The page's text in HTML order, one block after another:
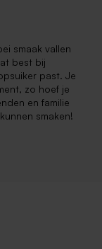
smaak vallen
best bij
past. Je
zo hoef je
en familie
smaken!